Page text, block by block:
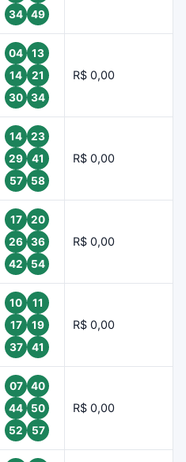
34
49
04
13
14
21
30
34
R$ 0,00
14
23
29
41
57
58
R$ 0,00
17
20
26
36
42
54
R$ 0,00
10
11
17
19
37
41
R$ 0,00
07
40
44
50
52
57
R$ 0,00